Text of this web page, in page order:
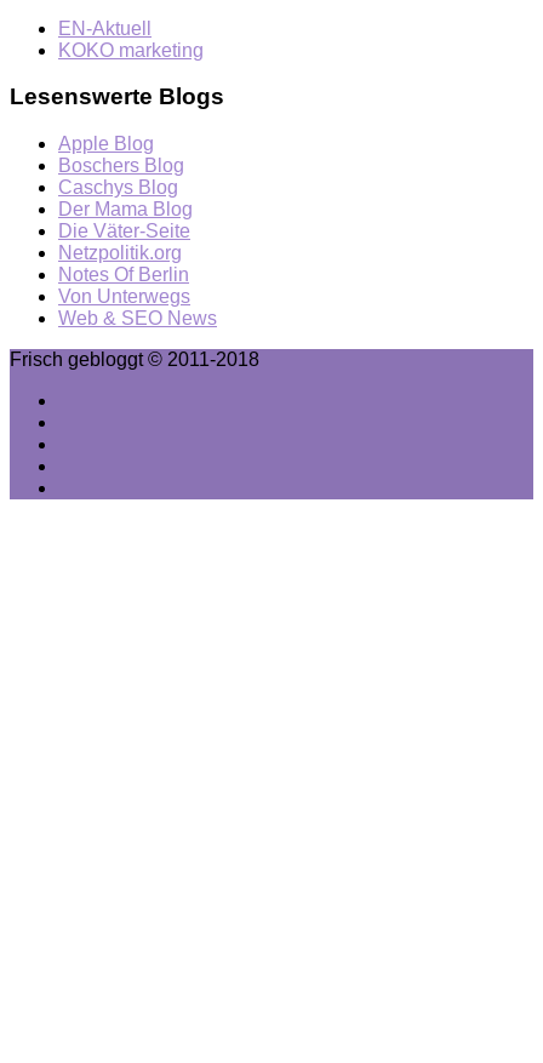
EN-Aktuell
KOKO marketing
Lesenswerte Blogs
Apple Blog
Boschers Blog
Caschys Blog
Der Mama Blog
Die Väter-Seite
Netzpolitik.org
Notes Of Berlin
Von Unterwegs
Web & SEO News
Frisch gebloggt © 2011-2018